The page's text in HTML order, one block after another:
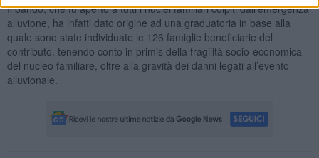
Il bando, che fu aperto a tutti i nuclei familiari colpiti dall’emergenza
alluvione, ha infatti dato origine ad una graduatoria in base alla
quale sono state individuate le 126 famiglie beneficiarie del
contributo, tenendo conto in primis della fragilità socio-economica
del nucleo familiare, oltre alla gravità dei danni legati all’evento
alluvionale.